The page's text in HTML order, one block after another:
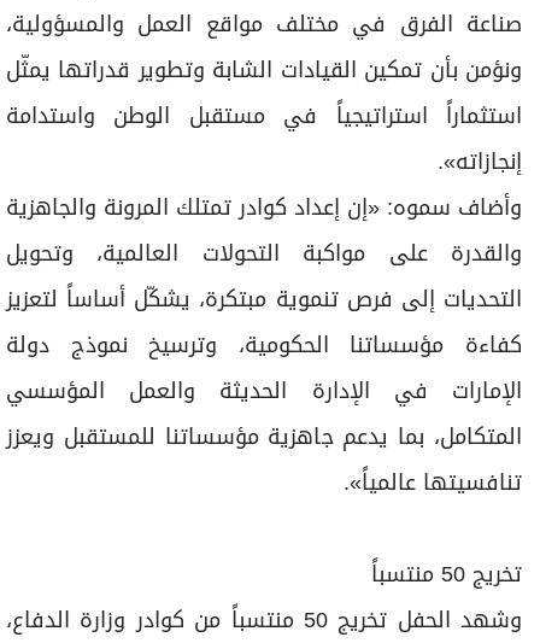
صناعة الفرق في مختلف مواقع العمل والمسؤولية،
ونؤمن بأن تمكين القيادات الشابة وتطوير قدراتها يمثّل
استثماراً استراتيجياً في مستقبل الوطن واستدامة
إنجازاته».
وأضاف سموه: «إن إعداد كوادر تمتلك المرونة والجاهزية
والقدرة على مواكبة التحولات العالمية، وتحويل
التحديات إلى فرص تنموية مبتكرة، يشكّل أساساً لتعزيز
كفاءة مؤسساتنا الحكومية، وترسيخ نموذج دولة
الإمارات في الإدارة الحديثة والعمل المؤسسي
المتكامل، بما يدعم جاهزية مؤسساتنا للمستقبل ويعزز
تنافسيتها عالمياً».
تخريج 50 منتسباً
وشهد الحفل تخريج 50 منتسباً من كوادر وزارة الدفاع،